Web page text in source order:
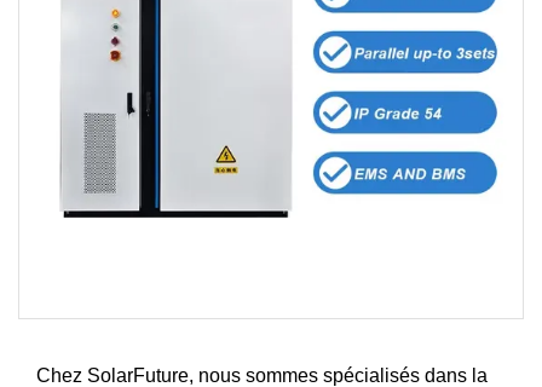
Chez SolarFuture, nous sommes spécialisés dans la